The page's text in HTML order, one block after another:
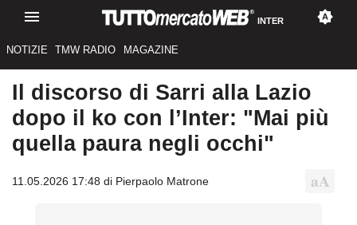
INTER
NOTIZIE TMW RADIO MAGAZINE
Il discorso di Sarri alla Lazio
dopo il ko con l’Inter: "Mai più
quella paura negli occhi"
11.05.2026 17:48 di Pierpaolo Matrone